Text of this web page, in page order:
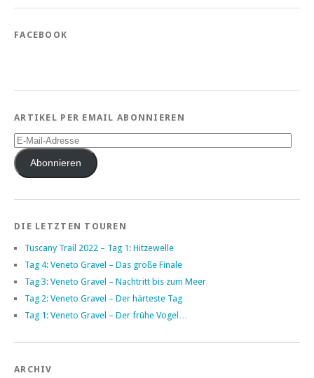
FACEBOOK
ARTIKEL PER EMAIL ABONNIEREN
E-
Mail-
AdresseAbonnieren
DIE LETZTEN TOUREN
Tuscany Trail 2022 – Tag 1: Hitzewelle
Tag 4: Veneto Gravel – Das große Finale
Tag 3: Veneto Gravel – Nachtritt bis zum Meer
Tag 2: Veneto Gravel – Der härteste Tag
Tag 1: Veneto Gravel – Der frühe Vogel…
ARCHIV